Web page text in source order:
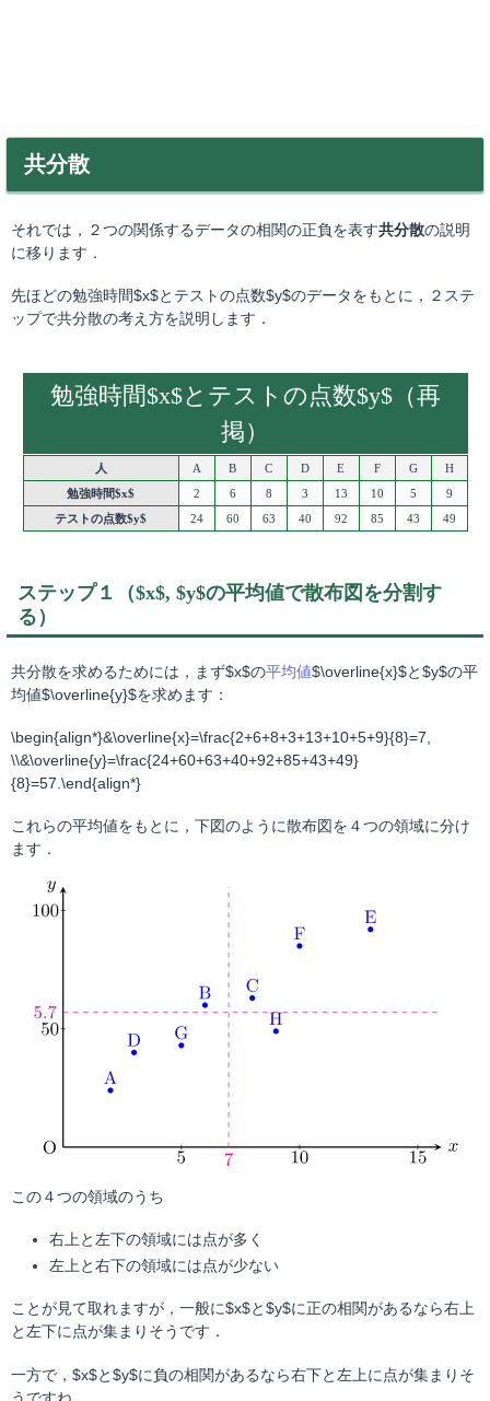
共分散
それでは，２つの関係するデータの相関の正負を表す共分散の説明
に移ります．
先ほどの勉強時間$x$とテストの点数$y$のデータをもとに，２ステ
ップで共分散の考え方を説明します．
勉強時間$x$とテストの点数$y$（再
掲）
人 A B C D E F G
H
勉強時間$x$
2 6 8 3 13 10 5
9
テストの点数$y$
24 60 63 40 92 85 43 49
ステップ１（$x$, $y$の平均値で散布図を分割す
る）
共分散を求めるためには，まず$x$の平均値$\overline{x}$と$y$の平
均値$\overline{y}$を求めます：
\begin{align*}&\overline{x}=\frac{2+6+8+3+13+10+5+9}{8}=7,
\\&\overline{y}=\frac{24+60+63+40+92+85+43+49}
{8}=57.\end{align*}
これらの平均値をもとに，下図のように散布図を４つの領域に分け
ます．
この４つの領域のうち
右上と左下の領域には点が多く
左上と右下の領域には点が少ない
ことが見て取れますが，一般に$x$と$y$に正の相関があるなら右上
と左下に点が集まりそうです．
一方で，$x$と$y$に負の相関があるなら右下と左上に点が集まりそ
うですね．